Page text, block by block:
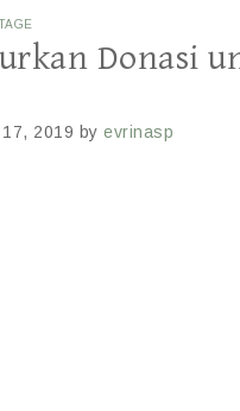
Donasi
2019 by evrinasp